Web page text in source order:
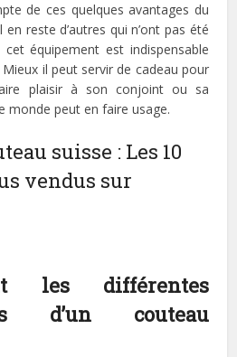
de ces quelques avantages du
en reste d’autres qui n’ont pas été
équipement est indispensable
il peut servir de cadeau pour
plaisir à son conjoint ou sa
monde peut en faire usage.
suisse : Les 10
vendus sur
les différentes
d’un couteau